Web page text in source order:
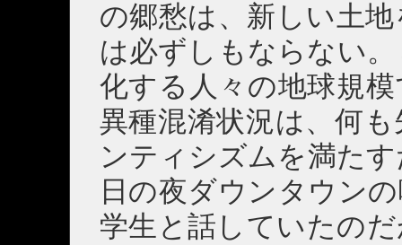
の郷愁は、新しい土
は必ずしもならない
化する人々の地球規
異種混淆状況は、何
ンティシズムを満た
日の夜ダウンタウン
学生と話していたの